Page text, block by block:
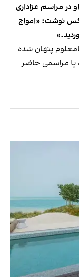
در مراسم عزاداری
نوشت: «امواج
پنهان شده
یا مراسمی حاضر